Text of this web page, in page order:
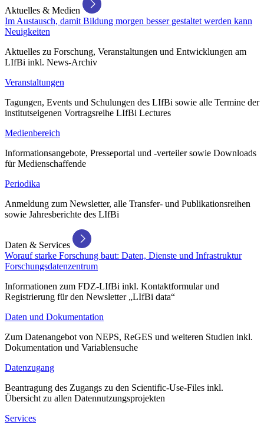
Aktuelles & Medien
Im Austausch, damit Bildung morgen besser gestaltet werden kann
Neuigkeiten
Aktuelles zu Forschung, Veranstaltungen und Entwicklungen am
LIfBi inkl. News-Archiv
Veranstaltungen
Tagungen, Events und Schulungen des LIfBi sowie alle Termine der
institutseigenen Vortragsreihe LIfBi Lectures
Medienbereich
Informationsangebote, Presseportal und -verteiler sowie Downloads
für Medienschaffende
Periodika
Anmeldung zum Newsletter, alle Transfer- und Publikationsreihen
sowie Jahresberichte des LIfBi
Daten & Services
Worauf starke Forschung baut: Daten, Dienste und Infrastruktur
Forschungsdatenzentrum
Informationen zum FDZ-LIfBi inkl. Kontaktformular und
Registrierung für den Newsletter „LIfBi data“
Daten und Dokumentation
Zum Datenangebot von NEPS, ReGES und weiteren Studien inkl.
Dokumentation und Variablensuche
Datenzugang
Beantragung des Zugangs zu den Scientific-Use-Files inkl.
Übersicht zu allen Datennutzungsprojekten
Services